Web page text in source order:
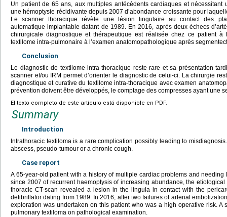
Un patient de 65 ans, aux multiples antécédents cardiaques et nécessitant
une hémoptysie récidivante depuis 2007 d’abondance croissante pour
Le scanner thoracique révèle une lésion lingulaire au contact des
automatique implantable datant de 1989. En 2016, après deux échecs
chirurgicale diagnostique et thérapeutique est réalisée chez ce patient à
textilome intra-pulmonaire à l’examen anatomopathologique après
Conclusion
Le diagnostic de textilome intra-thoracique reste rare et sa présentation
scanner et/ou IRM permet d’orienter le diagnostic de celui-ci. La chirurgie
diagnostique et curative du textilome intra-thoracique avec examen
prévention doivent être développés, le comptage des compresses ayant une
El texto completo de este artículo está disponible en PDF.
Summary
Introduction
Intrathoracic textiloma is a rare complication possibly leading to
abscess, pseudo-tumour or a chronic cough.
Case report
A 65-year-old patient with a history of multiple cardiac problems and
since 2007 of recurrent haemoptysis of increasing abundance, the
thoracic CT-scan revealed a lesion in the lingula in contact with the
defibrillator dating from 1989. In 2016, after two failures of arterial
exploration was undertaken on this patient who was a high operative risk. A
pulmonary textiloma on pathological examination.